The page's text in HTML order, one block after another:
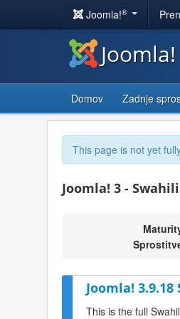
Joomla!®
Domov Zadnje
This page is not yet
Joomla! 3 - Swahili
Joomla!
This is the full